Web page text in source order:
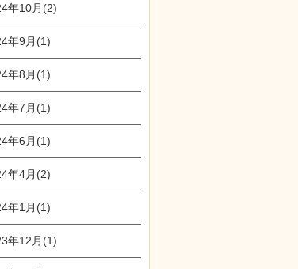
年10月(2)
年9月(1)
年8月(1)
年7月(1)
年6月(1)
年4月(2)
年1月(1)
年12月(1)